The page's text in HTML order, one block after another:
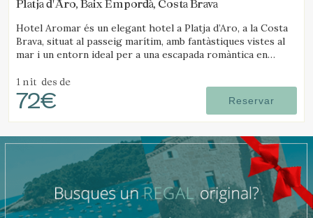
Platja d'Aro, Baix Empordà, Costa Brava
Hotel Aromar és un elegant hotel a Platja d’Aro, a la Costa
Brava, situat al passeig marítim, amb fantàstiques vistes al
mar i un entorn ideal per a una escapada romàntica en
1 nit des de
72€ Reservar